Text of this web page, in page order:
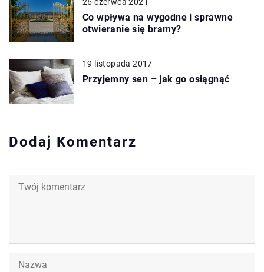
Co wpływa na wygodne i sprawne
otwieranie się bramy?
19 listopada 2017
Przyjemny sen – jak go osiągnąć
Dodaj Komentarz